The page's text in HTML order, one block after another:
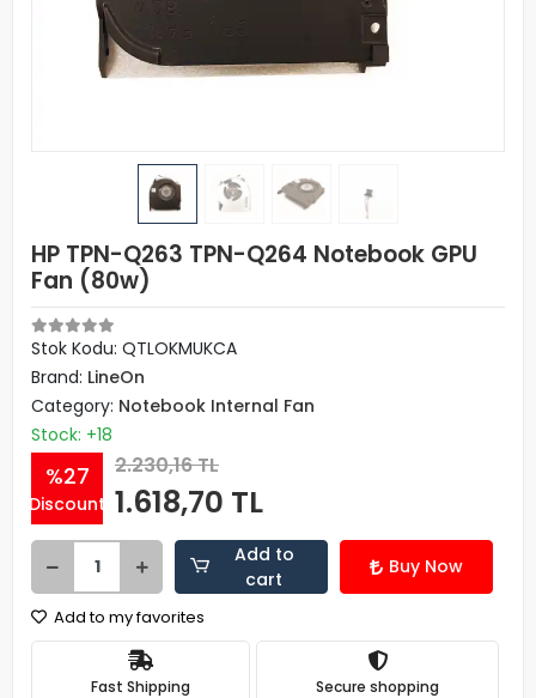
HP TPN-Q263 TPN-Q264 Notebook GPU
Fan (80w)
Stok Kodu: QTLOKMUKCA
Brand: LineOn
Category: Notebook Internal Fan
Stock: +18
%27
Discount
2.230,16 TL
1.618,70 TL
Add to
cart
Buy Now
Add to my favorites
Fast Shipping Secure shopping